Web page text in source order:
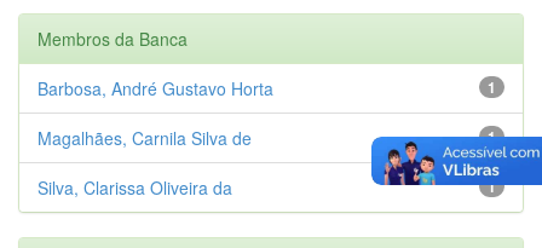
Membros da Banca
1
Barbosa, André Gustavo Horta
1
Magalhães, Carnila Silva de
1
Silva, Clarissa Oliveira da